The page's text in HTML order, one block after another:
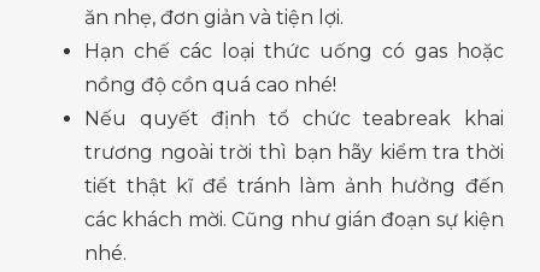
ăn nhẹ, đơn giản và tiện lợi.
Hạn chế các loại thức uống có gas hoặc
nồng độ cồn quá cao nhé!
Nếu quyết định tổ chức teabreak khai
trương ngoài trời thì bạn hãy kiểm tra thời
tiết thật kĩ để tránh làm ảnh hưởng đến
các khách mời. Cũng như gián đoạn sự kiện
nhé.